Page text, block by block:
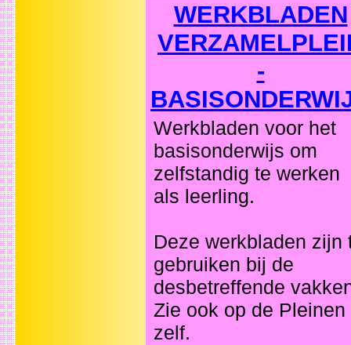
WERKBLADEN
-
Werkbladen voor het
basisonderwijs om
zelfstandig te werken
als leerling.
Deze werkbladen zijn
gebruiken bij de
desbetreffende
Zie ook op de Pleinen
zelf.